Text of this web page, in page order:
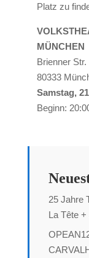
Platz zu
MÜNCHEN
Brienner Str.
80333
Samstag,
Beginn:
25 Jahre
La Tête